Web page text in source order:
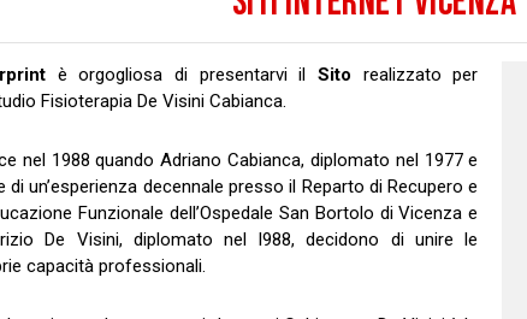
è orgogliosa di presentarvi ilSito realizzato per
Fisioterapia De Visini Cabianca.
nel 1988 quando Adriano Cabianca, diplomato nel 1977 e
di un’esperienza decennale presso il Reparto di Recupero e
Funzionale dell’Ospedale San Bortolo di Vicenza e
De Visini, diplomato nel l988, decidono di unire le
capacità professionali.